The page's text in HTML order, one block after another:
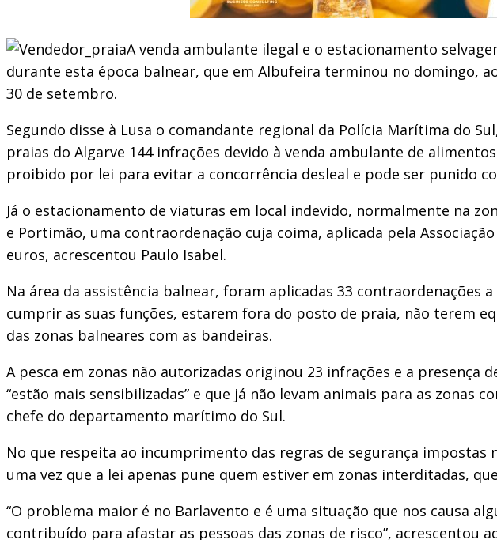
A venda ambulante ilegal e o estacionamento
durante esta época balnear, que em Albufeira terminou no domingo,
30 de setembro.
Segundo disse à Lusa o comandante regional da Polícia Marítima do
praias do Algarve 144 infrações devido à venda ambulante de
proibido por lei para evitar a concorrência desleal e pode ser punido
Já o estacionamento de viaturas em local indevido, normalmente na
e Portimão, uma contraordenação cuja coima, aplicada pela
euros, acrescentou Paulo Isabel.
Na área da assistência balnear, foram aplicadas 33 contraordenações
cumprir as suas funções, estarem fora do posto de praia, não terem
das zonas balneares com as bandeiras.
A pesca em zonas não autorizadas originou 23 infrações e a presença
“estão mais sensibilizadas” e que já não levam animais para as zonas
chefe do departamento marítimo do Sul.
No que respeita ao incumprimento das regras de segurança
uma vez que a lei apenas pune quem estiver em zonas interditadas,
“O problema maior é no Barlavento e é uma situação que nos causa
contribuído para afastar as pessoas das zonas de risco”, acrescentou